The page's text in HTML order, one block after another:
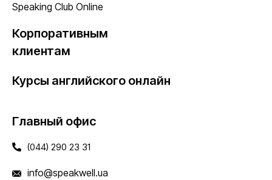
Speaking Club Online
Корпоративным
клиентам
Курсы английского онлайн
Главный офис
(044) 290 23 31
info@speakwell.ua